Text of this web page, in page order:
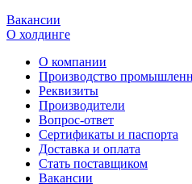
Вакансии
О холдинге
О компании
Производство
Реквизиты
Производители
Вопрос-ответ
Сертификаты и паспорта
Доставка и оплата
Стать поставщиком
Вакансии